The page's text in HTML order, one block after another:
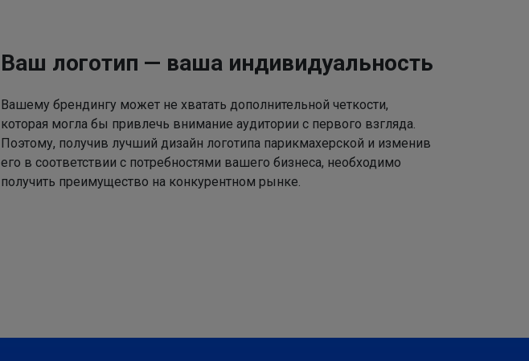
Ваш логотип — ваша индивидуальность
Вашему брендингу может не хватать дополнительной четкости,
которая могла бы привлечь внимание аудитории с первого взгляда.
Поэтому, получив лучший дизайн логотипа парикмахерской и изменив
его в соответствии с потребностями вашего бизнеса, необходимо
получить преимущество на конкурентном рынке.